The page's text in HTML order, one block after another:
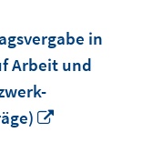
in
Arbeit und